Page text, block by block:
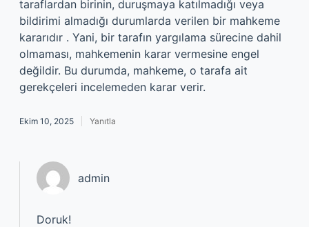
taraflardan birinin, duruşmaya katılmadığı veya
bildirimi almadığı durumlarda verilen bir mahkeme
kararıdır . Yani, bir tarafın yargılama sürecine dahil
olmaması, mahkemenin karar vermesine engel
değildir. Bu durumda, mahkeme, o tarafa ait
gerekçeleri incelemeden karar verir.
Ekim 10, 2025 Yanıtla
admin
Doruk!